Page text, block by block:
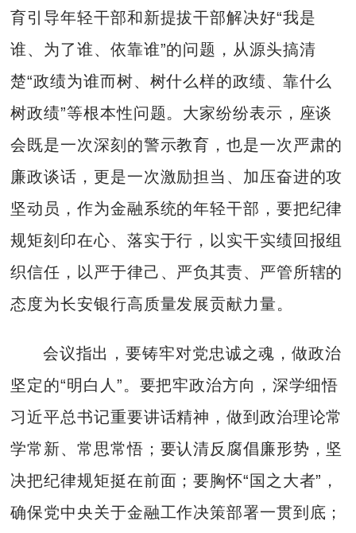
育引导年轻干部和新提拔干部解决好“我是
谁、为了谁、依靠谁”的问题，从源头搞清
楚“政绩为谁而树、树什么样的政绩、靠什么
树政绩”等根本性问题。大家纷纷表示，座谈
会既是一次深刻的警示教育，也是一次严肃的
廉政谈话，更是一次激励担当、加压奋进的攻
坚动员，作为金融系统的年轻干部，要把纪律
规矩刻印在心、落实于行，以实干实绩回报组
织信任，以严于律己、严负其责、严管所辖的
态度为长安银行高质量发展贡献力量。
会议指出，要铸牢对党忠诚之魂，做政治
坚定的“明白人”。要把牢政治方向，深学细悟
习近平总书记重要讲话精神，做到政治理论常
学常新、常思常悟；要认清反腐倡廉形势，坚
决把纪律规矩挺在前面；要胸怀“国之大者”，
确保党中央关于金融工作决策部署一贯到底；